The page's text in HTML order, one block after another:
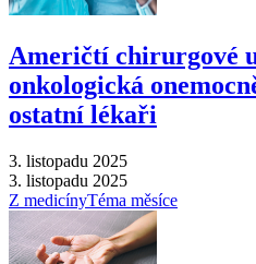
Američtí chirurgové
onkologická
ostatní lékaři
3. listopadu 2025
3. listopadu 2025
Z medicínyTéma měsíce